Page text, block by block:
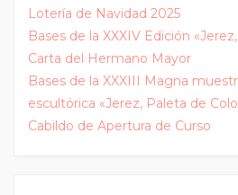
Lotería de Navidad 2025
Bases de la XXXIV Edición
Carta del Hermano Mayor
Bases de la XXXIII Magna
escultórica «Jerez, Paleta de
Cabildo de Apertura de Curso